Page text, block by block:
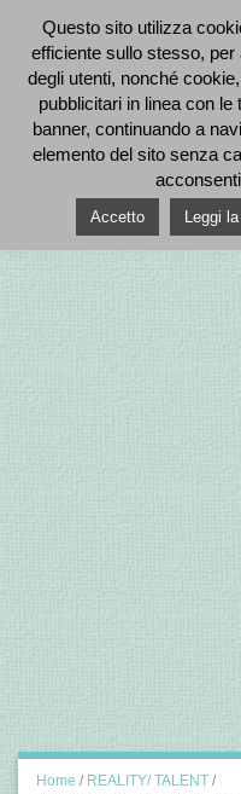
Home / REALITY/ TALENT /
Questo sito utilizza
efficiente sullo stesso,
degli utenti, nonché
pubblicitari in linea con
banner, continuando a
elemento del sito senza
Accetto Leggi